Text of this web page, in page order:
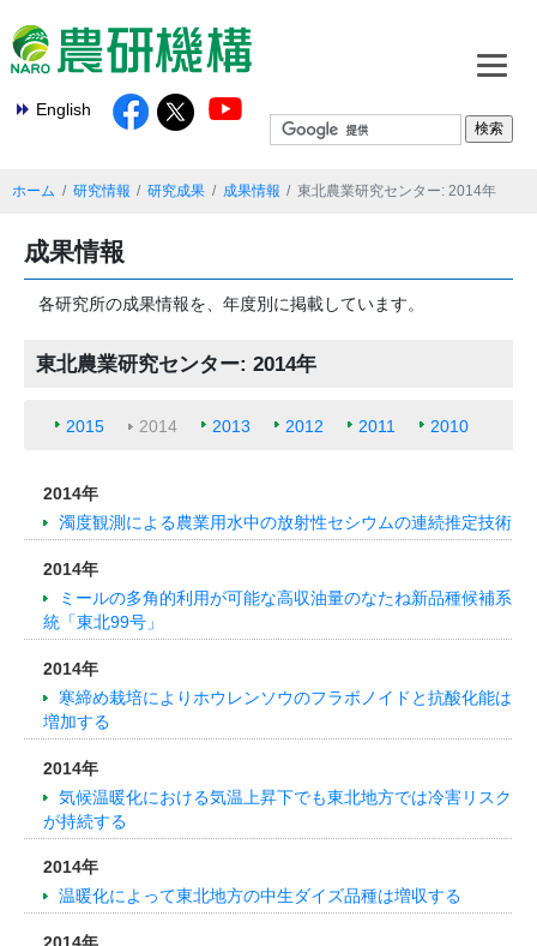
English
ホーム 研究情報 研究成果 成果情報 東北農業研究センター: 2014年
成果情報
各研究所の成果情報を、年度別に掲載しています。
東北農業研究センター: 2014年
2015 2014 2013 2012 2011 2010
2014年
濁度観測による農業用水中の放射性セシウムの連続推定技術
2014年
ミールの多角的利用が可能な高収油量のなたね新品種候補系
統「東北99号」
2014年
寒締め栽培によりホウレンソウのフラボノイドと抗酸化能は
増加する
2014年
気候温暖化における気温上昇下でも東北地方では冷害リスク
が持続する
2014年
温暖化によって東北地方の中生ダイズ品種は増収する